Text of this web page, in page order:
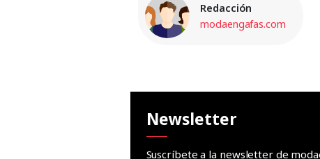
Redacción
modaengafas.com
Newsletter
Suscríbete a la newsletter de